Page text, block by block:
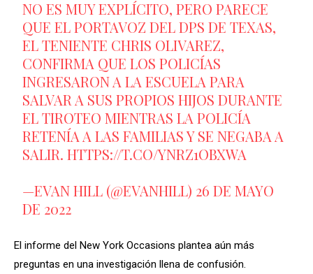
NO ES MUY EXPLÍCITO, PERO PARECE
QUE EL PORTAVOZ DEL DPS DE TEXAS,
EL TENIENTE CHRIS OLIVAREZ,
CONFIRMA QUE LOS POLICÍAS
INGRESARON A LA ESCUELA PARA
SALVAR A SUS PROPIOS HIJOS DURANTE
EL TIROTEO MIENTRAS LA POLICÍA
RETENÍA A LAS FAMILIAS Y SE NEGABA A
SALIR.HTTPS://T.CO/YNRZ1OBXWA
—EVAN HILL (@EVANHILL) 26 DE MAYO
DE 2022
El informe del New York Occasions plantea aún más
preguntas en una investigación llena de confusión.